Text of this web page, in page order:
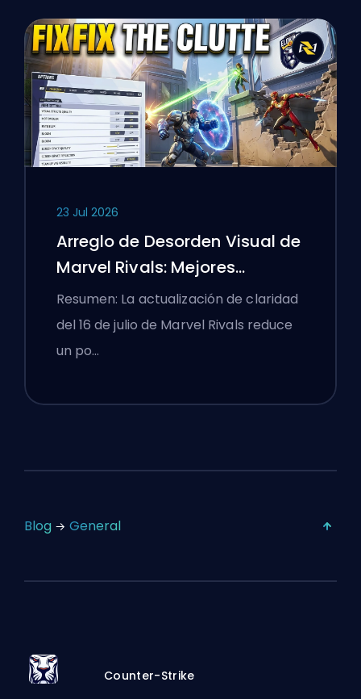
23 Jul 2026
Arreglo de Desorden Visual de
Marvel Rivals: Mejores
Configuraciones
Competitivas Después del
Parche del 16 de Julio
Resumen: La actualización de claridad
del 16 de julio de Marvel Rivals reduce
un po…
Blog General
Counter-Strike